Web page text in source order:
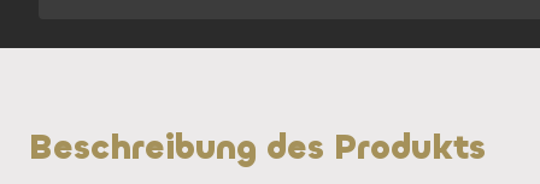
Beschreibung des Produkts